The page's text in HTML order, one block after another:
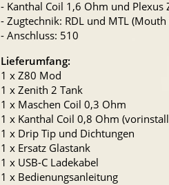
- Kanthal Coil 1,6 Ohm und
- Zugtechnik: RDL und MTL
- Anschluss: 510
Lieferumfang:
1 x Z80 Mod
1 x Zenith 2 Tank
1 x Maschen Coil 0,3 Ohm
1 x Kanthal Coil 0,8 Ohm
1 x Drip Tip und Dichtungen
1 x Ersatz Glastank
1 x USB-C Ladekabel
1 x Bedienungsanleitung